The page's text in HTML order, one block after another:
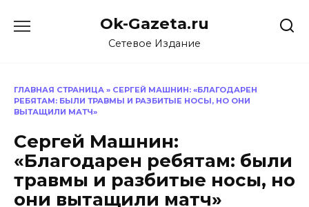
Ok-Gazeta.ru
Сетевое Издание
ГЛАВНАЯ СТРАНИЦА » СЕРГЕЙ МАШНИН: «БЛАГОДАРЕН
РЕБЯТАМ: БЫЛИ ТРАВМЫ И РАЗБИТЫЕ НОСЫ, НО ОНИ
ВЫТАЩИЛИ МАТЧ»
Сергей Машнин:
«Благодарен ребятам: были
травмы и разбитые носы, но
они вытащили матч»